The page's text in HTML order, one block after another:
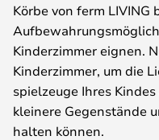
Körbe von ferm
Kinderzimmer eignen.
Kinderzimmer, um die
spielzeuge Ihres
kleinere Gegenstände
halten können.